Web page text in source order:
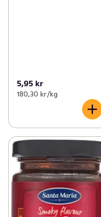
5,95 kr
180,30 kr /kg